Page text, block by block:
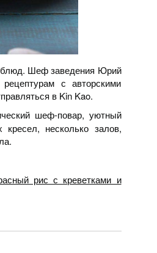
блюд. Шеф заведения Юрий
с авторскими
в Kin Kao.
шеф-повар, уютный
несколько залов,
рис с креветками и